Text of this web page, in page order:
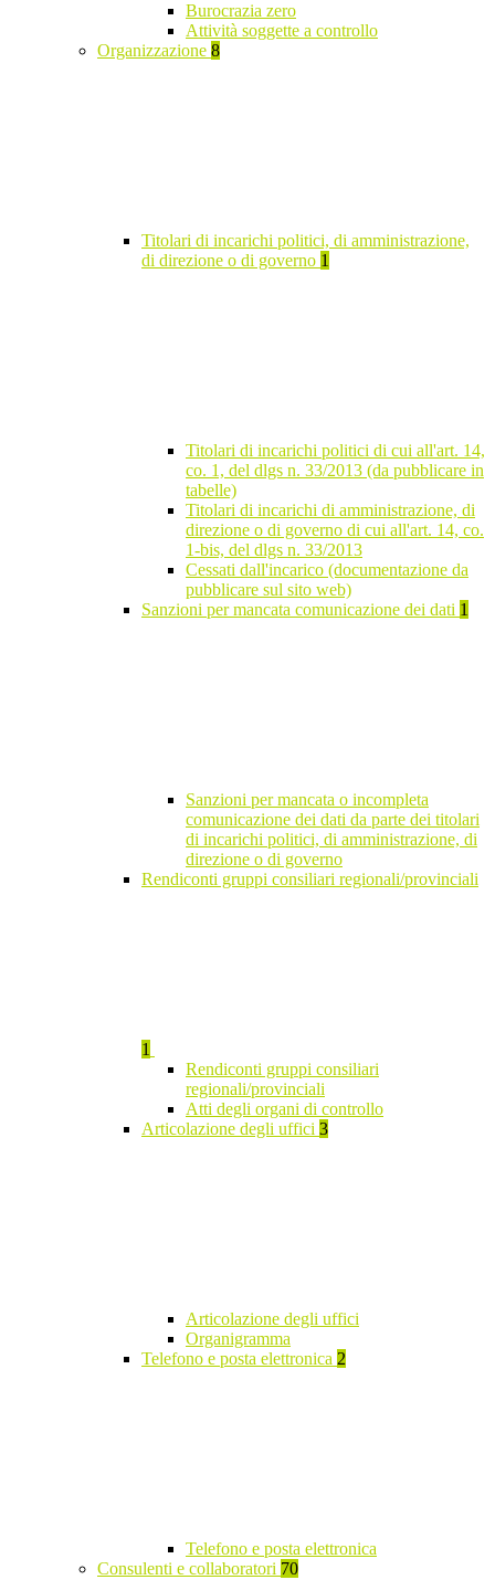
Burocrazia zero
Attività soggette a controllo
Organizzazione 8
Titolari di incarichi politici, di amministrazione,
di direzione o di governo 1
Titolari di incarichi politici di cui all'art. 14,
co. 1, del dlgs n. 33/2013 (da pubblicare in
tabelle)
Titolari di incarichi di amministrazione, di
direzione o di governo di cui all'art. 14, co.
1-bis, del dlgs n. 33/2013
Cessati dall'incarico (documentazione da
pubblicare sul sito web)
Sanzioni per mancata comunicazione dei dati 1
Sanzioni per mancata o incompleta
comunicazione dei dati da parte dei titolari
di incarichi politici, di amministrazione, di
direzione o di governo
Rendiconti gruppi consiliari regionali/provinciali
1
Rendiconti gruppi consiliari
regionali/provinciali
Atti degli organi di controllo
Articolazione degli uffici 3
Articolazione degli uffici
Organigramma
Telefono e posta elettronica 2
Telefono e posta elettronica
Consulenti e collaboratori 70